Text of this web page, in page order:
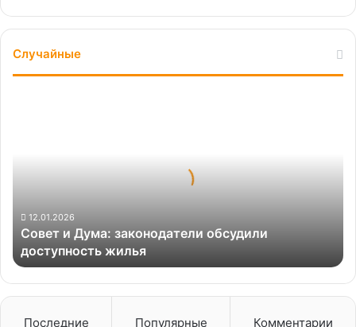
Случайные
12.01.2026
Совет и Дума: законодатели обсудили
доступность жилья
Последние Популярные Комментарии